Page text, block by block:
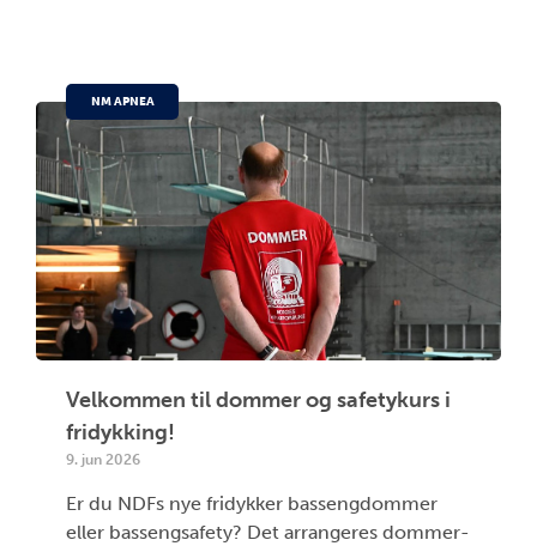
NM APNEA
Velkommen til dommer og safetykurs i
fridykking!
9. jun 2026
Er du NDFs nye fridykker bassengdommer
eller bassengsafety? Det arrangeres dommer-